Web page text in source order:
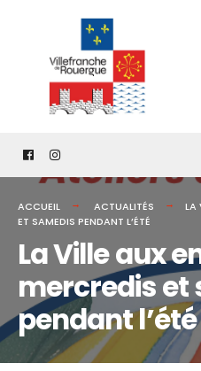
content
ACCUEIL ACTUALITÉS
LA
ET SAMEDIS PENDANT L’ÉTÉ
La Ville aux
mercredis et
pendant l’été